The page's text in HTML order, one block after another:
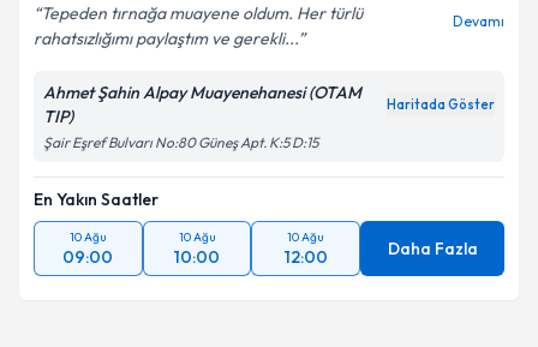
Tepeden tırnağa muayene oldum. Her türlü
rahatsızlığımı paylaştım ve gerekli...
Devamı
Ahmet Şahin Alpay Muayenehanesi (OTAM
TIP)
Haritada Göster
Şair Eşref Bulvarı No:80 Güneş Apt. K:5 D:15
En Yakın Saatler
10 Ağu
09:00
10 Ağu
10:00
10 Ağu
12:00 Daha Fazla